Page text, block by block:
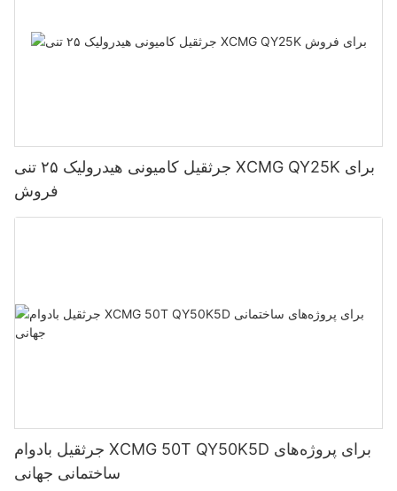
جرثقیل کامیونی هیدرولیک ۲۵ تنی XCMG QY25K برای
فروش
جرثقیل بادوام XCMG 50T QY50K5D برای پروژه‌های
ساختمانی جهانی